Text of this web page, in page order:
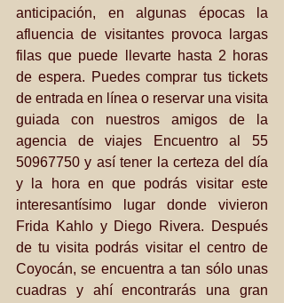
anticipación, en algunas épocas la
afluencia de visitantes provoca largas
filas que puede llevarte hasta 2 horas
de espera. Puedes comprar tus tickets
de entrada en línea o reservar una visita
guiada con nuestros amigos de la
agencia de viajes Encuentro al 55
50967750 y así tener la certeza del día
y la hora en que podrás visitar este
interesantísimo lugar donde vivieron
Frida Kahlo y Diego Rivera. Después
de tu visita podrás visitar el centro de
Coyocán, se encuentra a tan sólo unas
cuadras y ahí encontrarás una gran